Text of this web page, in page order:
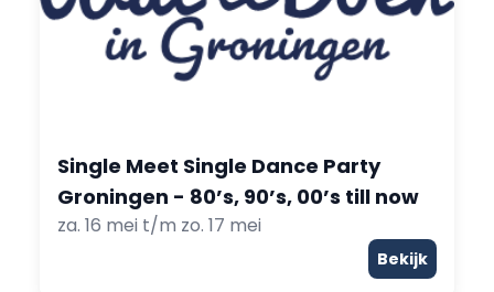
Single Meet Single Dance Party
Groningen - 80’s, 90’s, 00’s till now
za. 16 mei t/m zo. 17 mei
Bekijk